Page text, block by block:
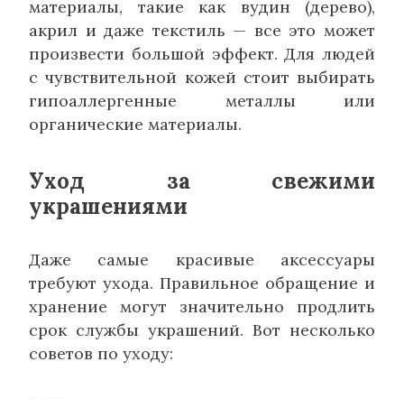
материалы, такие как вудин (дерево),
акрил и даже текстиль — все это может
произвести большой эффект. Для людей
с чувствительной кожей стоит выбирать
гипоаллергенные металлы или
органические материалы.
Уход за свежими
украшениями
Даже самые красивые аксессуары
требуют ухода. Правильное обращение и
хранение могут значительно продлить
срок службы украшений. Вот несколько
советов по уходу: